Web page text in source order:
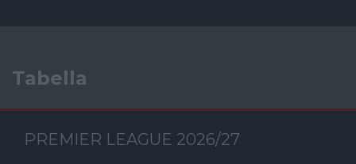
Tabella
PREMIER LEAGUE 2026/27